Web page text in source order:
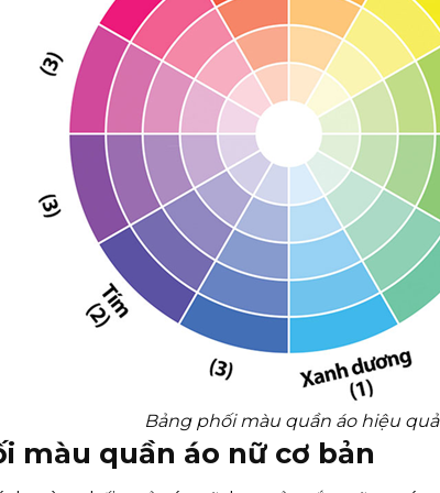
Bảng phối màu quần áo hiệu quả
màu quần áo nữ cơ bản